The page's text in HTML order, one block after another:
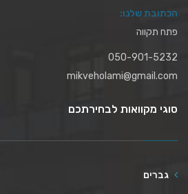
הכתובת שלנו:
פתח תקווה
050-901-5232
mikveholami@gmail.com
סוגי מקוואות לבחירתכם
גברים